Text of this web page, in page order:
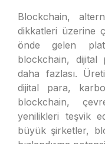
Blockchain,
dikkatleri üzerine
önde gelen
blockchain,
daha fazlası.
dijital para,
blockchain,
yenilikleri teşvik
büyük şirketler,